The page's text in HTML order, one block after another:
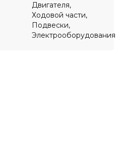
Двигателя,
Ходовой части,
Подвески,
Электрооборудования